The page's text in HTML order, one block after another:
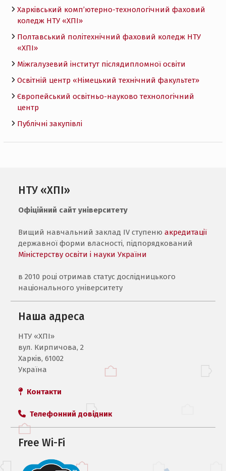
Харківський комп’ютерно-технологічний фаховий
коледж НТУ «ХПI»
Полтавський політехнічний фаховий коледж НТУ
«ХПI»
Міжгалузевий інститут післядипломної освіти
Освітній центр «Німецький технічний факультет»
Європейський освітньо-науково технологічний
центр
Публічні закупівлі
НТУ «ХПІ»
Офіційний сайт університету
Вищий навчальний заклад IV ступенюакредитації
державної форми власності, підпорядкований
Міністерству освіти і науки України
в 2010 році отримав статус дослідницького
національного університету
Наша адреса
НТУ «ХПI»
вул. Кирпичова, 2
Харків, 61002
Україна
Контакти
Телефонний довідник
Free Wi-Fi